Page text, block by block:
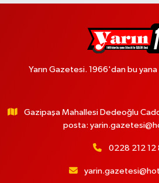
Yarın Gazetesi. 1966'dan bu
Gazipaşa Mahallesi Dedeoğlu
posta:
0228 212 12